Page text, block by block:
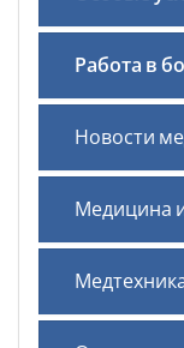
Работа в
Новости
Медицина